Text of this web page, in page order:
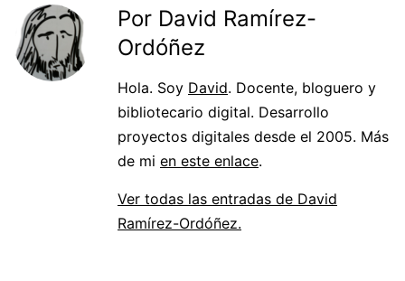
Por David Ramírez-
Ordóñez
Hola. Soy David. Docente, bloguero y
bibliotecario digital. Desarrollo
proyectos digitales desde el 2005. Más
de mi en este enlace.
Ver todas las entradas de David
Ramírez-Ordóñez.